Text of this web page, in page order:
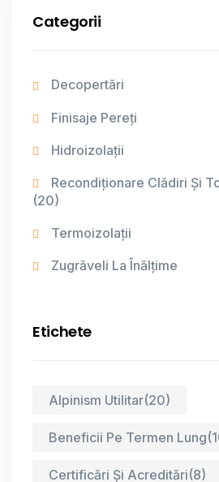
Categorii
Decopertări
Finisaje Pereți
Hidroizolații
Recondiționare Clădiri Și
(20)
Termoizolații
Zugrăveli La Înălțime
Etichete
Alpinism Utilitar(20)
Beneficii Pe Termen Lung
Certificări Și Acreditări(8)